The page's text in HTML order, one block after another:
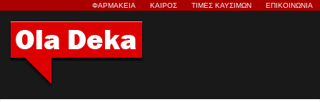
ΦΑΡΜΑΚΕΙΑ ΚΑΙΡΟΣ ΤΙΜΕΣ ΚΑΥΣΙΜΩΝ ΕΠΙΚΟΙΝΩΝΙΑ